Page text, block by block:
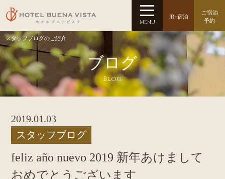
スタッフブログのご紹介
ブログ
Blog
2019.01.03
スタッフブログ
feliz año nuevo 2019 新年あけまして
おめでとうございます
MENU
JR+宿泊
ご宿泊
予約